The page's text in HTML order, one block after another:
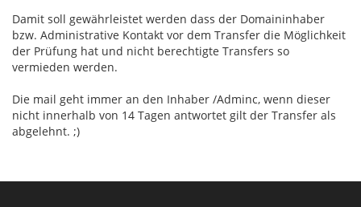
Damit soll gewährleistet werden dass der Domaininhaber
bzw. Administrative Kontakt vor dem Transfer die Möglichkeit
der Prüfung hat und nicht berechtigte Transfers so
vermieden werden.
Die mail geht immer an den Inhaber /Adminc, wenn dieser
nicht innerhalb von 14 Tagen antwortet gilt der Transfer als
abgelehnt. ;)